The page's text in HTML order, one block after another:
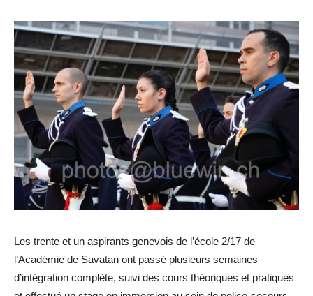
Les trente et un aspirants genevois de l’école 2/17 de
l’Académie de Savatan ont passé plusieurs semaines
d’intégration complète, suivi des cours théoriques et pratiques